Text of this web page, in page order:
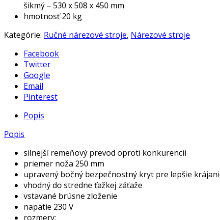
šikmý – 530 x 508 x 450 mm
hmotnosť 20 kg
Kategórie: Ručné nárezové stroje, Nárezové stroje
Facebook
Twitter
Google
Email
Pinterest
Popis
Popis
silnejší remeňový prevod oproti konkurencii
priemer noža 250 mm
upravený bočný bezpečnostný kryt pre lepšie
vhodný do stredne ťažkej záťaže
vstavané brúsne zloženie
napätie 230 V
rozmery: